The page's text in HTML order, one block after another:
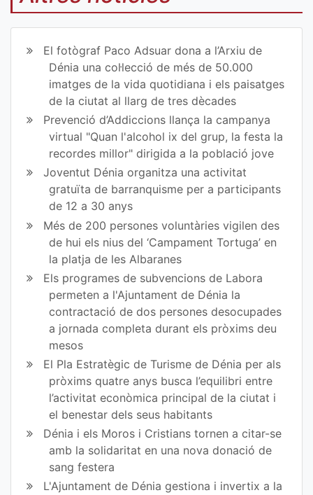
art
ir
en
Fa
ce
bo
ok
art
ir
en
Tw
itt
er
El fotògraf Paco Adsuar dona a l’Arxiu de
Dénia una col·lecció de més de 50.000
imatges de la vida quotidiana i els paisatges
de la ciutat al llarg de tres dècades
Prevenció d’Addiccions llança la campanya
virtual "Quan l'alcohol ix del grup, la festa la
recordes millor" dirigida a la població jove
Joventut Dénia organitza una activitat
gratuïta de barranquisme per a participants
de 12 a 30 anys
Més de 200 persones voluntàries vigilen des
de hui els nius del ‘Campament Tortuga’ en
la platja de les Albaranes
Els programes de subvencions de Labora
permeten a l'Ajuntament de Dénia la
contractació de dos persones desocupades
a jornada completa durant els pròxims deu
mesos
El Pla Estratègic de Turisme de Dénia per als
pròxims quatre anys busca l’equilibri entre
l’activitat econòmica principal de la ciutat i
el benestar dels seus habitants
Dénia i els Moros i Cristians tornen a citar-se
amb la solidaritat en una nova donació de
sang festera
L'Ajuntament de Dénia gestiona i invertix a la